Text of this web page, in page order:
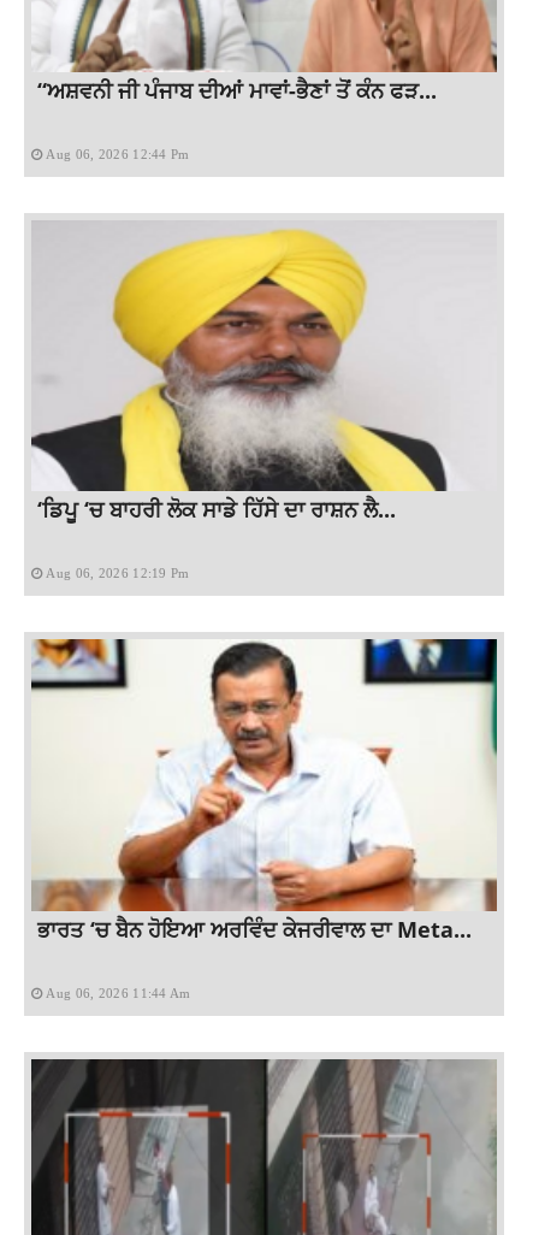
“ਅਸ਼ਵਨੀ ਜੀ ਪੰਜਾਬ ਦੀਆਂ ਮਾਵਾਂ-ਭੈਣਾਂ ਤੋਂ ਕੰਨ ਫੜ...
Aug 06, 2026 12:44 Pm
‘ਡਿਪੂ ‘ਚ ਬਾਹਰੀ ਲੋਕ ਸਾਡੇ ਹਿੱਸੇ ਦਾ ਰਾਸ਼ਨ ਲੈ...
Aug 06, 2026 12:19 Pm
ਭਾਰਤ ‘ਚ ਬੈਨ ਹੋਇਆ ਅਰਵਿੰਦ ਕੇਜਰੀਵਾਲ ਦਾ Meta...
Aug 06, 2026 11:44 Am